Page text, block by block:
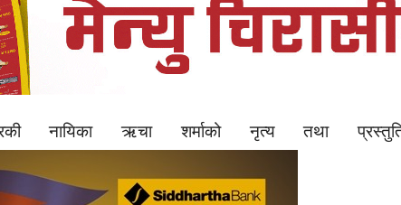
नायिका ऋचा शर्माको नृत्य तथा